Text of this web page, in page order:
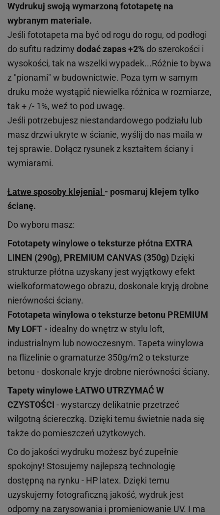
Wydrukuj swoją wymarzoną fototapetę na
wybranym materiale.
Jeśli fototapeta ma być od rogu do rogu, od podłogi
do sufitu radzimy dodać zapas +2% do szerokości i
wysokości, tak na wszelki wypadek...Różnie to bywa
z "pionami" w budownictwie. Poza tym w samym
druku może wystąpić niewielka różnica w rozmiarze,
tak + /- 1%, weź to pod uwagę.
Jeśli potrzebujesz niestandardowego podziału lub
masz drzwi ukryte w ścianie, wyślij do nas maila w
tej sprawie. Dołącz rysunek z kształtem ściany i
wymiarami.
Łatwe sposoby klejenia! - posmaruj klejem tylko
ścianę.
Do wyboru masz:
Fototapety winylowe oteksturze płótna EXTRA
LINEN (290g), PREMIUM CANVAS (350g) Dzięki
strukturze płótna uzyskany jest wyjątkowy efekt
wielkoformatowego obrazu, doskonale kryją drobne
nierówności ściany.
Fototapeta winylowa oteksturze betonu PREMIUM
My LOFT - idealny do wnętrz w stylu loft,
industrialnym lub nowoczesnym. Tapeta winylowa
na flizelinie o gramaturze 350g/m2 o teksturze
betonu - doskonale kryje drobne nierówności ściany.
Tapety winyloweŁATWO UTRZYMAĆ W
CZYSTOŚCI - wystarczy delikatnie przetrzeć
wilgotną ściereczką. Dzięki temu świetnie nada się
także do pomieszczeń użytkowych.
Co do jakości wydruku możesz być zupełnie
spokojny! Stosujemy najlepszą technologię
dostępną na rynku - HP latex. Dzięki temu
uzyskujemy fotograficzną jakość, wydruk jest
odporny na zarysowania i promieniowanie UV. I ma